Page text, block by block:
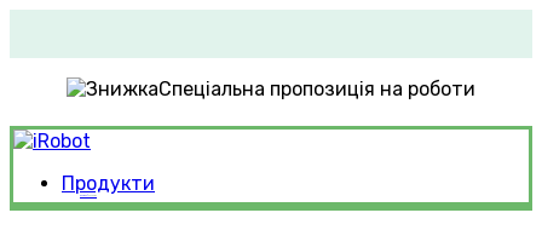
Спеціальна пропозиція на роботи
Продукти